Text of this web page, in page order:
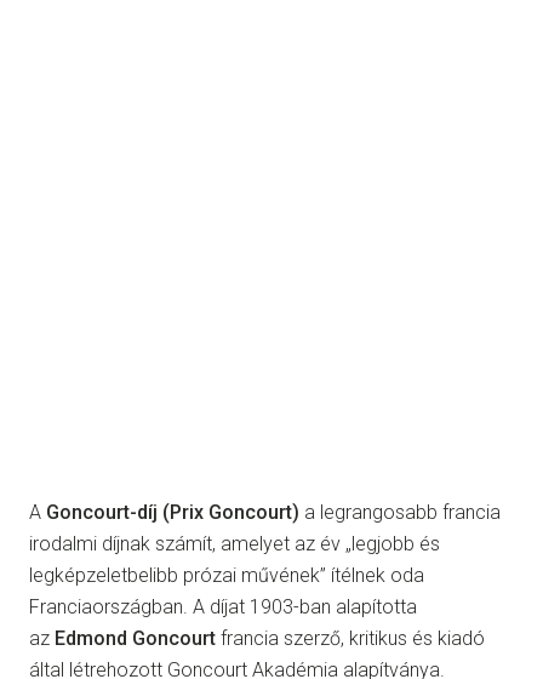
A Goncourt-díj (Prix Goncourt) a legrangosabb francia
irodalmi díjnak számít, amelyet az év „legjobb és
legképzeletbelibb prózai művének” ítélnek oda
Franciaországban. A díjat 1903-ban alapította
az Edmond Goncourt francia szerző, kritikus és kiadó
által létrehozott Goncourt Akadémia alapítványa.